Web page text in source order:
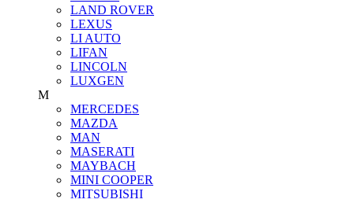
LAND ROVER
LEXUS
LI AUTO
LIFAN
LINCOLN
LUXGEN
M
MERCEDES
MAZDA
MAN
MASERATI
MAYBACH
MINI COOPER
MITSUBISHI